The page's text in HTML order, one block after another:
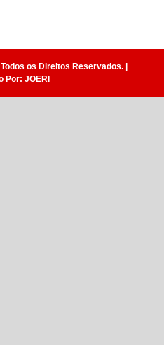
os Direitos Reservados. |
Por: JOERI